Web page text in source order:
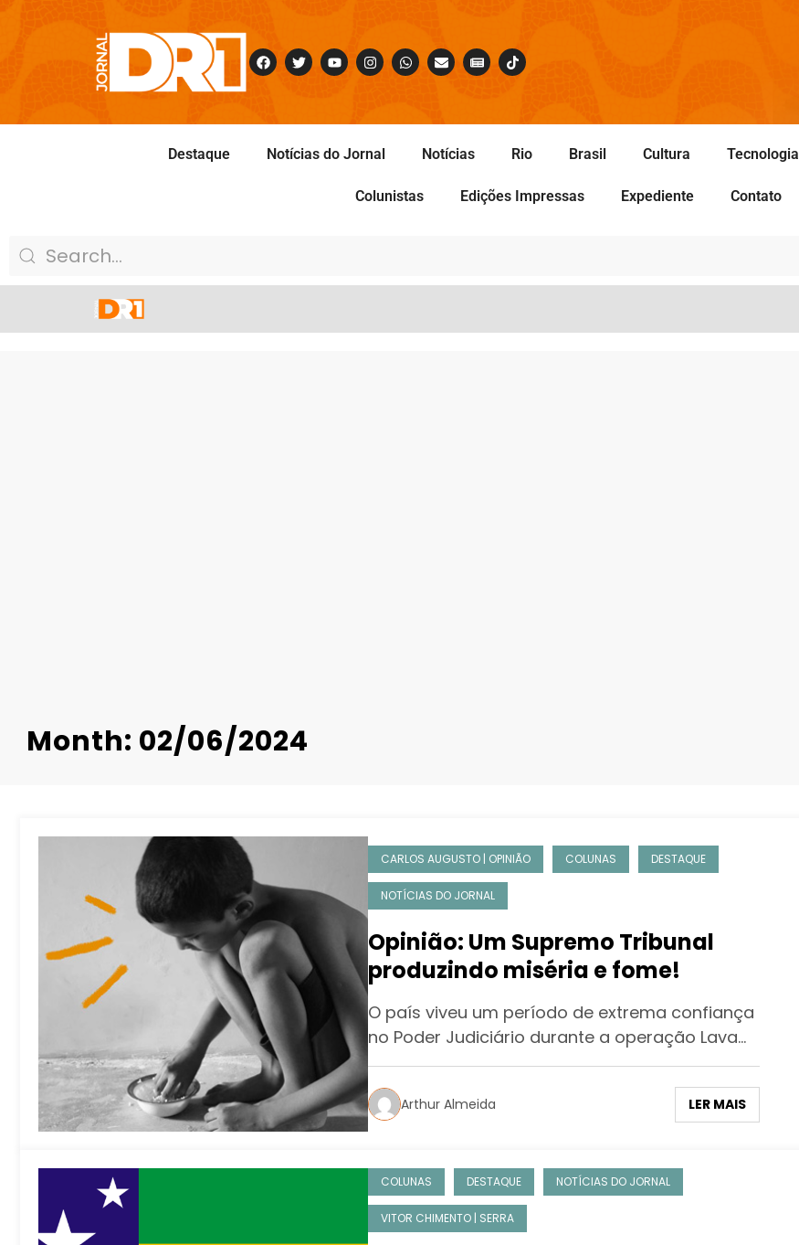
Destaque Notícias do Jornal Notícias Rio Brasil Cultura Tecnologia
Colunistas Edições Impressas Expediente Contato
Month: 02/06/2024
CARLOS AUGUSTO | OPINIÃO COLUNAS DESTAQUE
NOTÍCIAS DO JORNAL
Opinião: Um Supremo Tribunal
produzindo miséria e fome!
O país viveu um período de extrema confiança
no Poder Judiciário durante a operação Lava…
Arthur Almeida LER MAIS
COLUNAS DESTAQUE NOTÍCIAS DO JORNAL
VITOR CHIMENTO | SERRA